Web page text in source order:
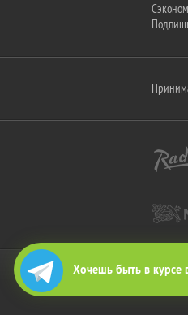
Хочешь быть в курсе
2010-
Все